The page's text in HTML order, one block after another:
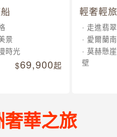
景
時光
69,900起
輕奢輕
走進翡
愛爾蘭
莫赫懸
壁
華之旅